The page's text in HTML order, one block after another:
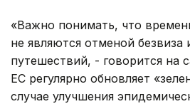
«Важно понимать, что
не являются отменой безвиза
путешествий, - говорится на
ЕС регулярно обновляет
случае улучшения